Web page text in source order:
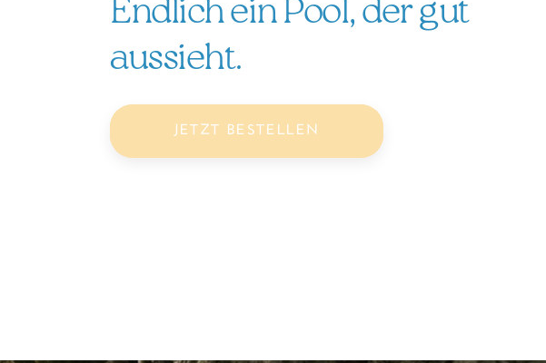
Endlich ein Pool, der gut
aussieht.
JETZT BESTELLEN